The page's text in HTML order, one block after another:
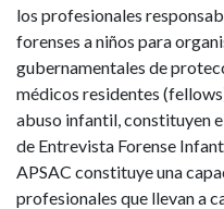
los profesionales
forenses a niños para
gubernamentales de
médicos residentes
abuso infantil, constituyen
de Entrevista Forense
APSAC constituye una
profesionales que llevan a